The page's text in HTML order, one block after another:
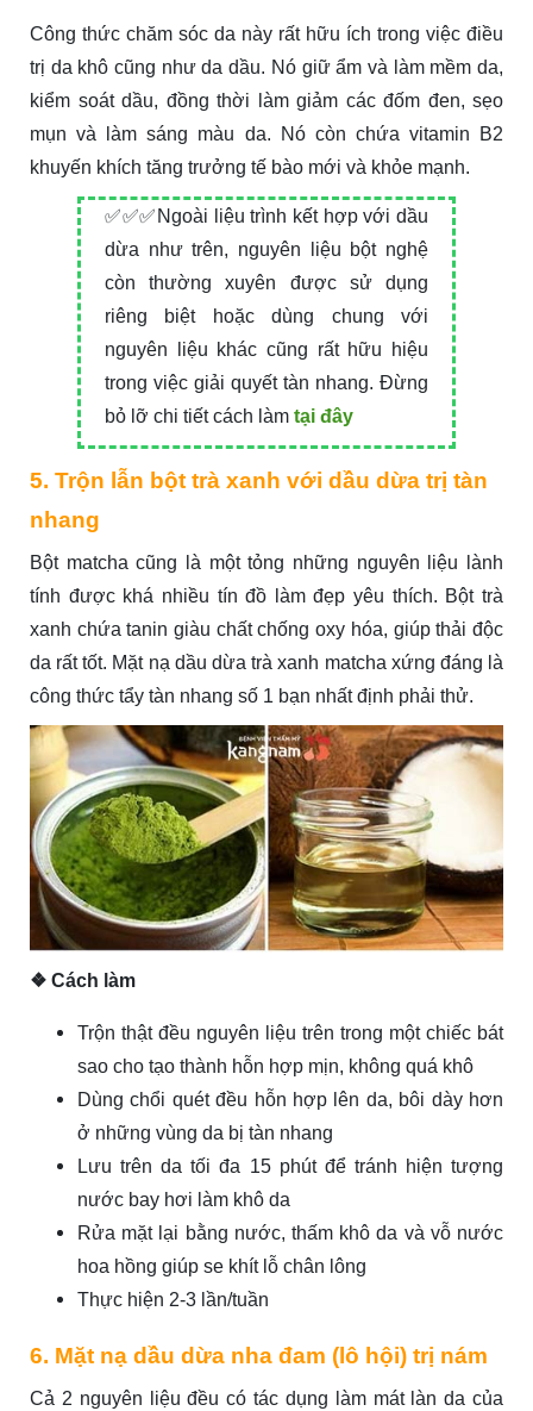
Công thức chăm sóc da này rất hữu ích trong việc điều
trị da khô cũng như da dầu. Nó giữ ẩm và làm mềm da,
kiểm soát dầu, đồng thời làm giảm các đốm đen, sẹo
mụn và làm sáng màu da. Nó còn chứa vitamin B2
khuyến khích tăng trưởng tế bào mới và khỏe mạnh.
✅✅✅Ngoài liệu trình kết hợp với dầu
dừa như trên, nguyên liệu bột nghệ
còn thường xuyên được sử dụng
riêng biệt hoặc dùng chung với
nguyên liệu khác cũng rất hữu hiệu
trong việc giải quyết tàn nhang. Đừng
bỏ lỡ chi tiết cách làm tại đây
5. Trộn lẫn bột trà xanh với dầu dừa trị tàn
nhang
Bột matcha cũng là một tỏng những nguyên liệu lành
tính được khá nhiều tín đồ làm đẹp yêu thích. Bột trà
xanh chứa tanin giàu chất chống oxy hóa, giúp thải độc
da rất tốt. Mặt nạ dầu dừa trà xanh matcha xứng đáng là
công thức tẩy tàn nhang số 1 bạn nhất định phải thử.
❖ Cách làm
Trộn thật đều nguyên liệu trên trong một chiếc bát
sao cho tạo thành hỗn hợp mịn, không quá khô
Dùng chổi quét đều hỗn hợp lên da, bôi dày hơn
ở những vùng da bị tàn nhang
Lưu trên da tối đa 15 phút để tránh hiện tượng
nước bay hơi làm khô da
Rửa mặt lại bằng nước, thấm khô da và vỗ nước
hoa hồng giúp se khít lỗ chân lông
Thực hiện 2-3 lần/tuần
6. Mặt nạ dầu dừa nha đam (lô hội) trị nám
Cả 2 nguyên liệu đều có tác dụng làm mát làn da của